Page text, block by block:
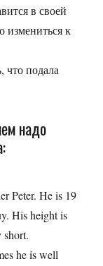
в своей
измениться к
что подала
надо
Peter. He is 19
His height is
short.
he is well